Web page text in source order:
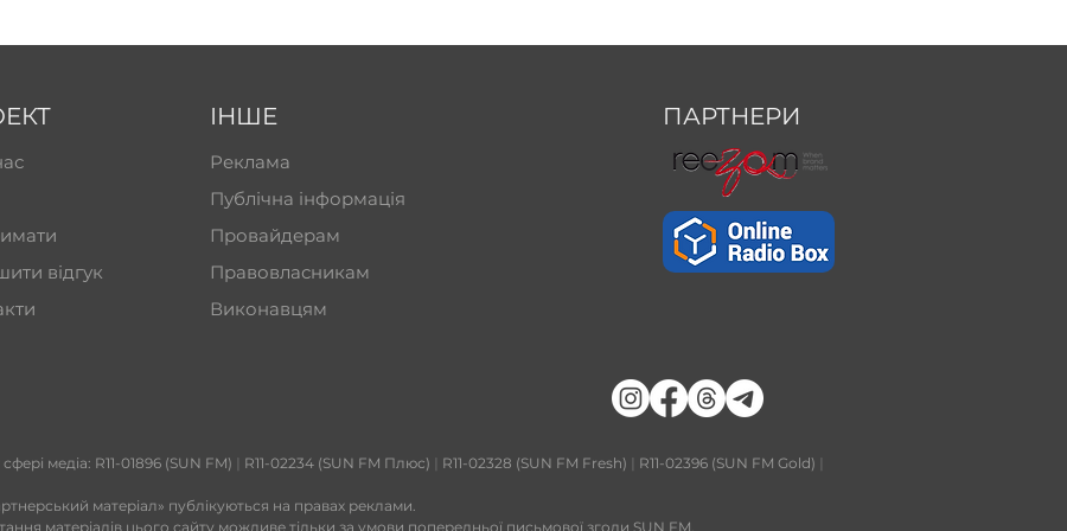
відгук
ІНШЕ
Реклама
Публічна інформація
Провайдерам
Правовласникам
Виконавцям
ПАРТНЕРИ
медіа: R11-01896 (SUN FM) | R11-02234 (SUN FM Плюс) | R11-02328 (SUN FM Fresh) | R11-02396 (SUN FM Gold) |
матеріал» публікуються на правах реклами.
матеріалів цього сайту можливе тільки за умови попередньої письмової згоди SUN FM.